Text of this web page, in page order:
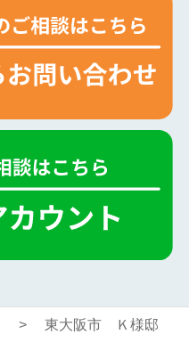
東大阪市 Ｋ様邸